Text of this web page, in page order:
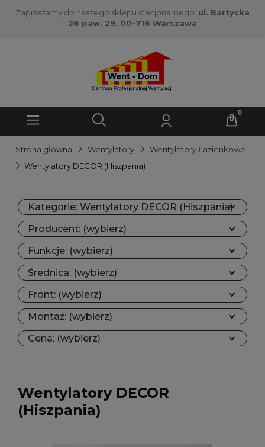
Zapraszamy do naszego sklepu stacjonarnego: ul. Bartycka
26 paw. 29, 00-716 Warszawa
Strona główna Wentylatory
Wentylatory Łazienkowe
Wentylatory DECOR (Hiszpania)
Kategorie: Wentylatory DECOR (Hiszpania)
Producent: (wybierz)
Funkcje: (wybierz)
Średnica: (wybierz)
Front: (wybierz)
Montaż: (wybierz)
Cena: (wybierz)
Wentylatory DECOR
(Hiszpania)